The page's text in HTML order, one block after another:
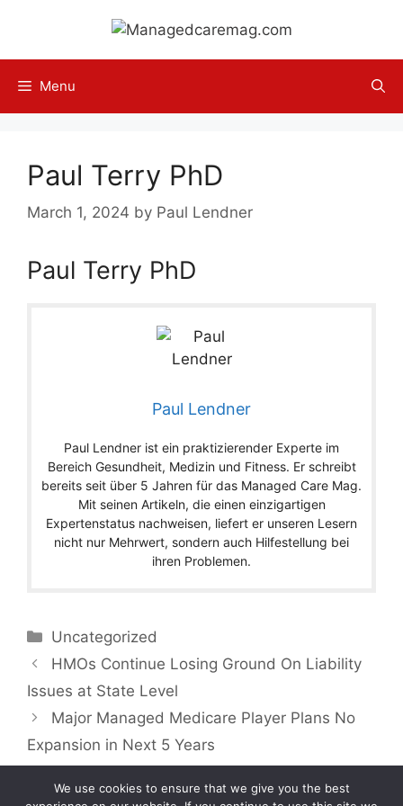
content
Menu
Paul Terry PhD
March 1, 2024 by Paul Lendner
Paul Terry PhD
Paul Lendner
Paul Lendner ist ein praktizierender Experte im
Bereich Gesundheit, Medizin und Fitness. Er schreibt
bereits seit über 5 Jahren für das Managed Care Mag.
Mit seinen Artikeln, die einen einzigartigen
Expertenstatus nachweisen, liefert er unseren Lesern
nicht nur Mehrwert, sondern auch Hilfestellung bei
ihren Problemen.
Categories
Uncategorized
HMOs Continue Losing Ground On Liability
Issues at State Level
Major Managed Medicare Player Plans No
Expansion in Next 5 Years
We use cookies to ensure that we give you the best